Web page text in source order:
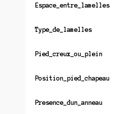
Espace_entre_lamelles
Type_de_lamelles
Pied_creux_ou_plein
Position_pied_chapeau
Presence_dun_anneau